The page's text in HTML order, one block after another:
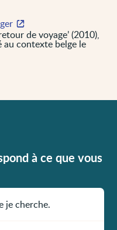
de voyage’ (2010),
au contexte belge le
à ce que vous
je cherche.